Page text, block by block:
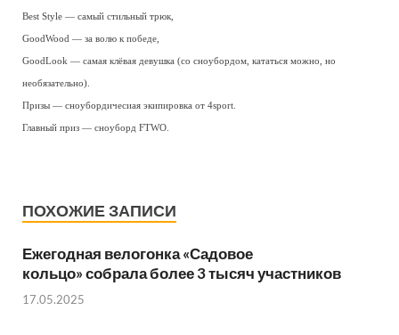
Best Style — самый стильный трюк,
GoodWood — за волю к победе,
GoodLook — самая клёвая девушка (со сноубордом, кататься можно, но
необязательно).
Призы — сноубордичесиая экипировка от 4sport.
Главный приз — сноуборд FTWO.
ПОХОЖИЕ ЗАПИСИ
Ежегодная велогонка «Садовое
кольцо» собрала более 3 тысяч участников
17.05.2025